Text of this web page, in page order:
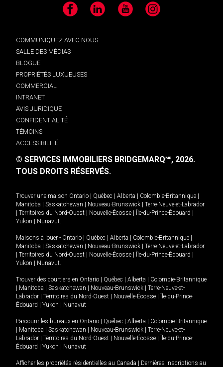
Facebook LinkedIn YouTube Instagram
COMMUNIQUEZ AVEC NOUS
SALLE DES MÉDIAS
BLOGUE
PROPRIÉTÉS LUXUEUSES
COMMERCIAL
INTRANET
AVIS JURIDIQUE
CONFIDENTIALITÉ
TÉMOINS
ACCESSIBILITÉ
© SERVICES IMMOBILIERS BRIDGEMARQMD, 2026.
TOUS DROITS RÉSERVÉS.
Trouver une maison Ontario Québec Alberta Colombie-Britannique
Manitoba
Saskatchewan Nouveau-Brunswick
Terre-Neuve-et-Labrador
Territoires du Nord-Ouest Nouvelle-Écosse Île-du-Prince-Édouard
Yukon
Nunavut.
Maisons à louer - Ontario Québec Alberta Colombie-Britannique
Manitoba
Saskatchewan Nouveau-Brunswick
Terre-Neuve-et-Labrador
Territoires du Nord-Ouest Nouvelle-Écosse Île-du-Prince-Édouard
Yukon
Nunavut.
Trouver des courtiers en Ontario Québec Alberta
Colombie-Britannique
Manitoba Saskatchewan Nouveau-Brunswick
Terre-Neuve-et-
Labrador
Territoires du Nord-Ouest Nouvelle-Écosse
Île-du-Prince-
Édouard
Yukon Nunavut
Parcourir les bureaux en Ontario Québec Alberta
Colombie-Britannique
Manitoba Saskatchewan Nouveau-Brunswick
Terre-Neuve-et-
Labrador
Territoires du Nord-Ouest Nouvelle-Écosse
Île-du-Prince-
Édouard
Yukon Nunavut
Afficher les propriétés résidentielles au Canada
Dernières inscriptions au